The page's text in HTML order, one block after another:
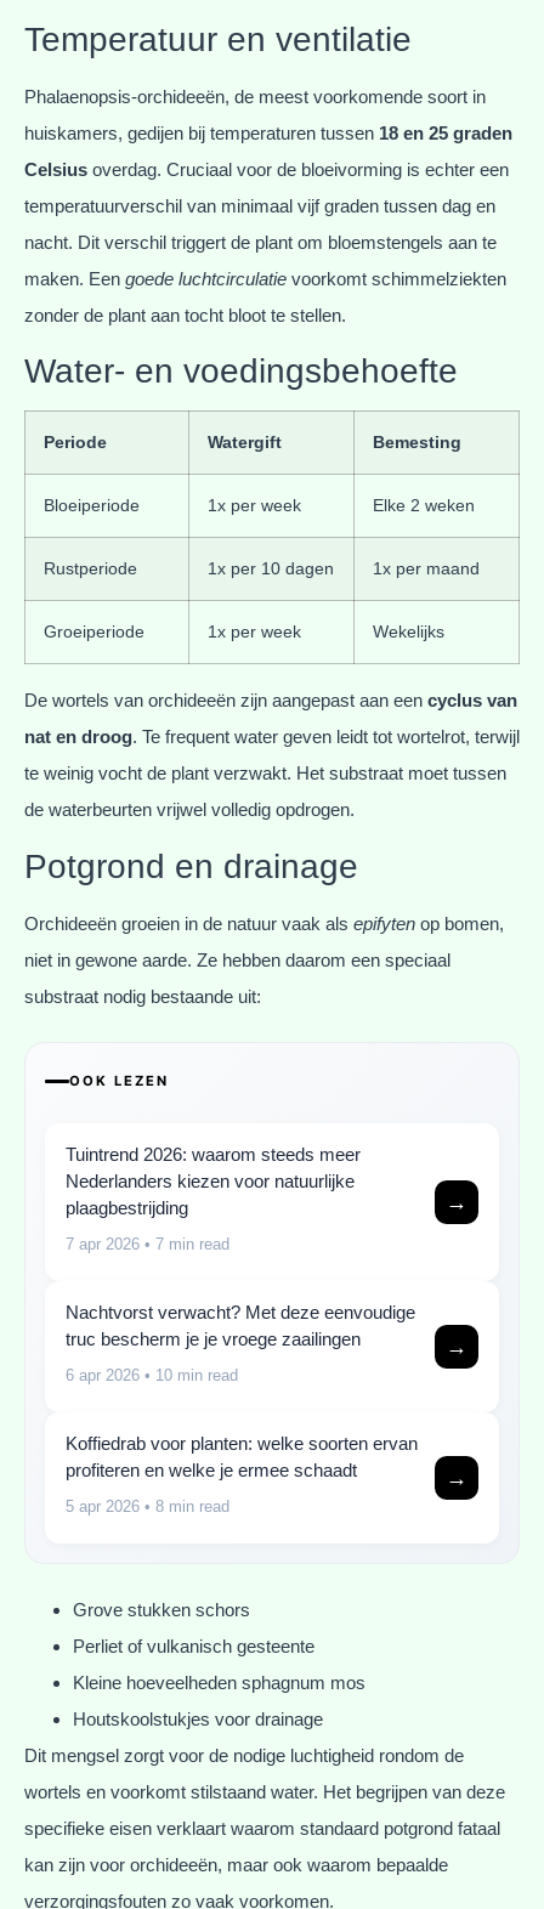
Temperatuur en ventilatie
Phalaenopsis-orchideeën, de meest voorkomende soort in
huiskamers, gedijen bij temperaturen tussen 18 en 25 graden
Celsius overdag. Cruciaal voor de bloeivorming is echter een
temperatuurverschil van minimaal vijf graden tussen dag en
nacht. Dit verschil triggert de plant om bloemstengels aan te
maken. Een goede luchtcirculatie voorkomt schimmelziekten
zonder de plant aan tocht bloot te stellen.
Water- en voedingsbehoefte
Periode Watergift Bemesting
Bloeiperiode 1x per week Elke 2 weken
Rustperiode 1x per 10 dagen 1x per maand
Groeiperiode 1x per week Wekelijks
De wortels van orchideeën zijn aangepast aan een cyclus van
nat en droog. Te frequent water geven leidt tot wortelrot, terwijl
te weinig vocht de plant verzwakt. Het substraat moet tussen
de waterbeurten vrijwel volledig opdrogen.
Potgrond en drainage
Orchideeën groeien in de natuur vaak als epifyten op bomen,
niet in gewone aarde. Ze hebben daarom een speciaal
substraat nodig bestaande uit:
OOK LEZEN
Tuintrend 2026: waarom steeds meer
Nederlanders kiezen voor natuurlijke
plaagbestrijding
7 apr 2026 • 7 min read
→
Nachtvorst verwacht? Met deze eenvoudige
truc bescherm je je vroege zaailingen
6 apr 2026 • 10 min read
→
Koffiedrab voor planten: welke soorten ervan
profiteren en welke je ermee schaadt
5 apr 2026 • 8 min read
→
Grove stukken schors
Perliet of vulkanisch gesteente
Kleine hoeveelheden sphagnum mos
Houtskoolstukjes voor drainage
Dit mengsel zorgt voor de nodige luchtigheid rondom de
wortels en voorkomt stilstaand water. Het begrijpen van deze
specifieke eisen verklaart waarom standaard potgrond fataal
kan zijn voor orchideeën, maar ook waarom bepaalde
verzorgingsfouten zo vaak voorkomen.